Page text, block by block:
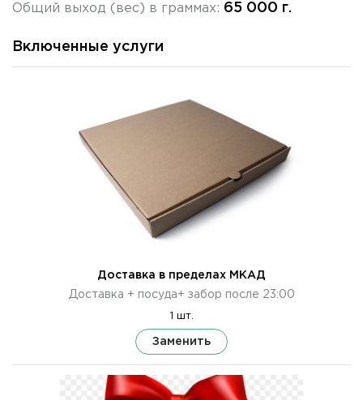
Общий выход (вес) в граммах: 65 000 г.
Включенные услуги
Доставка в пределах МКАД
Доставка + посуда+ забор после 23:00
1 шт.
Заменить